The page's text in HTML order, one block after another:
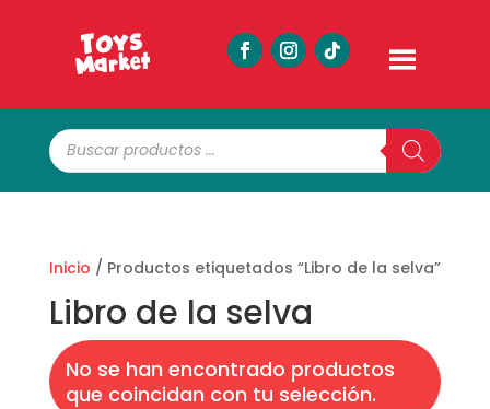
Búsqueda
de
productos
Inicio / Productos etiquetados “Libro de la selva”
Libro de la selva
No se han encontrado productos
que coincidan con tu selección.